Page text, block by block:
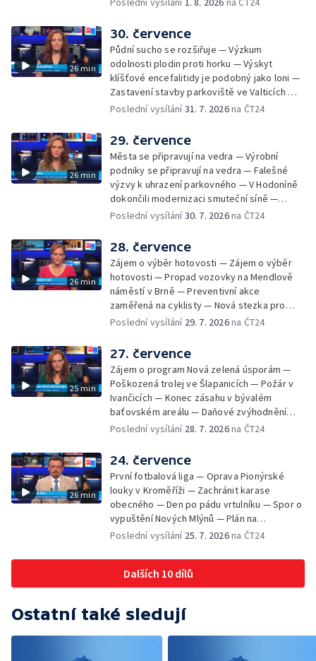
26 min
30. července
Půdní sucho se rozšiřuje — Výzkum
odolnosti plodin proti horku — Výskyt
klíšťové encefalitidy je podobný jako loni —
Zastavení stavby parkoviště ve Valticích —
Spor o lokalitu lesa v Rožnově pod
organismus — Kybernetický incident na
Masarykově univerzitě — Slavnostní
vyřazení absolventů Univerzity obran —
Letní kurzy umění pro mladé — Mobilní
kurníky pomáhají na poli
Poslední vysílání31. 7. 2026na ČT24
26 min
29. července
Města se připravují na vedra — Výrobní
podniky se připravují na vedra — Falešné
výzvy k uhrazení parkovného — V Hodoníně
dokončili modernizaci smuteční síně —
Chybějící toalety u dětských hřišť —
bývalého nákupního domu Letná — Končí 52.
ročník Letní filmové školy — 3. ročník
komunitní akce Stůl ve středu — Cesta na
podporu paliativní péče
Poslední vysílání30. 7. 2026na ČT24
26 min
28. července
Zájem o výběr hotovosti — Zájem o výběr
hotovosti — Propad vozovky na Mendlově
náměstí v Brně — Preventivní akce
zaměřená na cyklisty — Nová stezka pro
cyklisty na Zlínsku — Letecká linka mezi
pozorovat zatmění Slunce — Den AČFK na
Letní filmové škole — Milan Uhde slaví 90 let
— Rekonstrukce vojenského srubu
Poslední vysílání 29. 7. 2026na ČT24
25 min
27. července
Zájem o program Nová zelená úsporám —
Poškozená trolej ve Šlapanicích — Požár v
Ivančicích — Konec zásahu v bývalém
baťovském areálu — Daňové zvýhodnění
vína — Výhružky na magistrátu v Olomouci —
Brněnské týmy v první fotbalové lize —
Chystaná rekonstrukce bývalé věznice —
Nový seriál pro děti
Poslední vysílání 28. 7. 2026na ČT24
26 min
24. července
První fotbalová liga — Oprava Pionýrské
louky v Kroměříži — Zachránit karase
obecného — Den po pádu vrtulníku — Spor o
vypuštění Nových Mlýnů — Plán na
odstranění ohořelé budovy — 52. ročník
samostatné továrny
Poslední vysílání 25. 7. 2026na ČT24
Dalších 10 dílů
Ostatní také sledují